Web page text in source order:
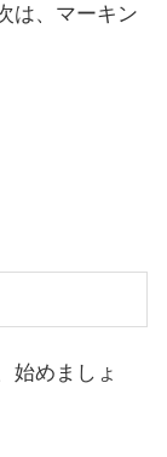
は、マーキン
始めましょ